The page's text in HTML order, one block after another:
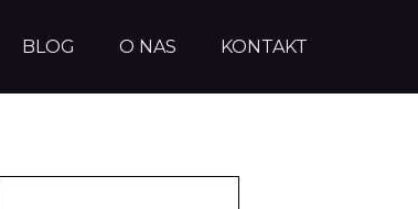
BLOG O NAS KONTAKT